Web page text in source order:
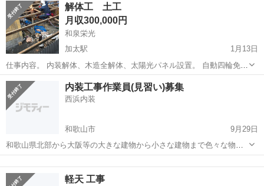
上げた物が形になって残っていくのは凄く達成感のある仕事です！！
プライベート行事も多く、楽...
解体工 土工
月収300,000円
和泉栄光
加太駅
1月13日
仕事内容。 内装解体、木造全解体、太陽光パネル設置。 自動四輪免許
持ち12000円〜 免許無し10000〜 努力次第で日当アップ。
和歌山 和歌山市 加太駅 内装職人 太陽光パネル
内装工事作業員(見習い)募集
西浜内装
和歌山市
9月29日
和歌山県北部から大阪等の大きな建物から小さな建物まで色々な物件
での内装工事をしています。 ものつくりが好きな人、デスクワークに
向いていない人未経験の人でも一からすべてのスキルを教えます 他職
からの転職も初めて働く人も大歓...
軽天 工事